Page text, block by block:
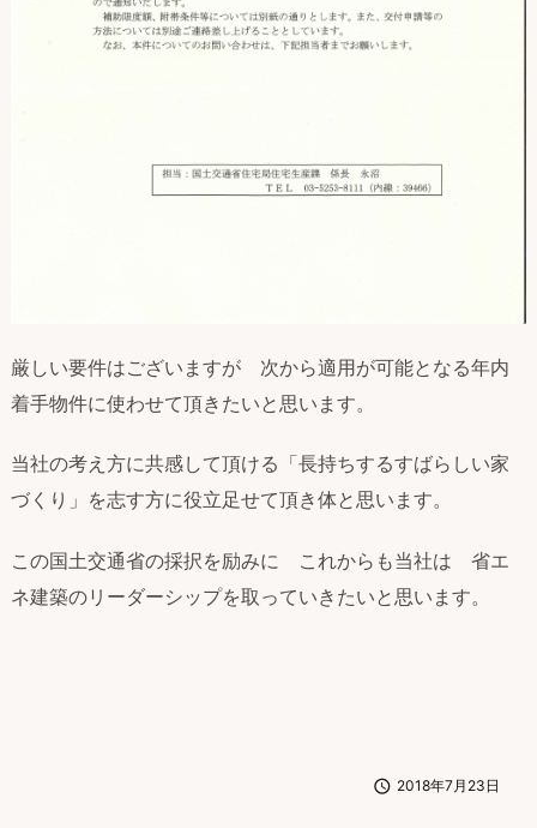
厳しい要件はございますが 次から適用が可能となる年内
着手物件に使わせて頂きたいと思います。
当社の考え方に共感して頂ける「長持ちするすばらしい家
づくり」を志す方に役立足せて頂き体と思います。
この国土交通省の採択を励みに これからも当社は 省エ
ネ建築のリーダーシップを取っていきたいと思います。
 2018年7月23日